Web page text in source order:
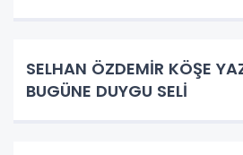
SELHAN ÖZDEMİR KÖŞE
BUGÜNE DUYGU SELİ